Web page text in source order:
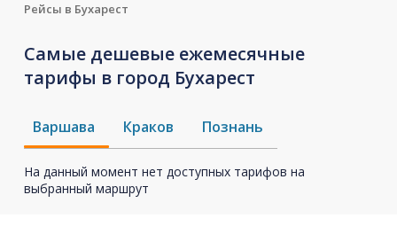
Рейсы в Бухарест
Самые дешевые ежемесячные
тарифы в город Бухарест
Варшава Краков Познань
На данный момент нет доступных тарифов на
выбранный маршрут